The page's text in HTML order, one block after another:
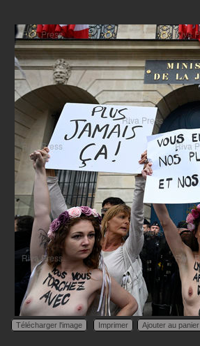
Télécharger l'image Imprimer Ajouter au panier